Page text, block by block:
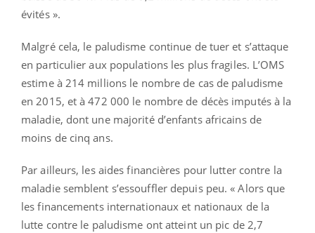
évités ».
Malgré cela, le paludisme continue de tuer et s’attaque
en particulier aux populations les plus fragiles. L’OMS
estime à 214 millions le nombre de cas de paludisme
en 2015, et à 472 000 le nombre de décès imputés à la
maladie, dont une majorité d’enfants africains de
moins de cinq ans.
Par ailleurs, les aides financières pour lutter contre la
maladie semblent s’essouffler depuis peu. « Alors que
les financements internationaux et nationaux de la
lutte contre le paludisme ont atteint un pic de 2,7